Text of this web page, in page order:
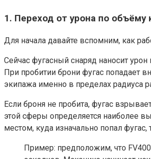
1. Переход от урона по объёму
Для начала давайте вспомним, как
Сейчас фугасный снаряд наносит
При пробитии брони фугас попадает
экипажа именно в пределах радиуса
Если броня не пробита, фугас
этой сферы определяется наиболее
местом, куда изначально попал
Пример: предположим, что